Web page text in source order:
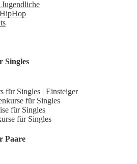
Singles
für Singles | Einsteiger
für Singles
für Singles
für Singles
Paare